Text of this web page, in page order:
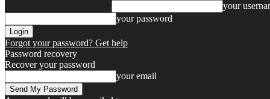
your
your password
Forgot your password? Get help
Password recovery
Recover your password
your email